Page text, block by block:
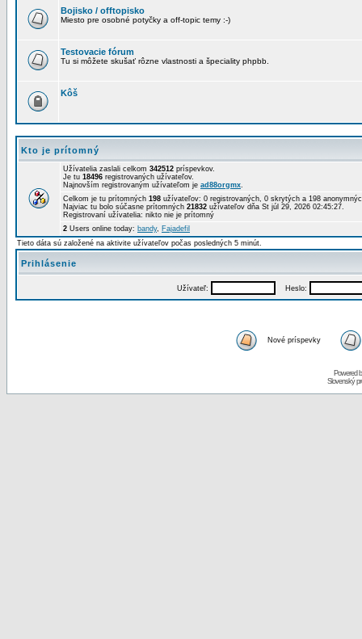
Bojisko / offtopisko
Miesto pre osobné potyčky a off-topic temy :-)
Testovacie fórum
Tu si môžete skušať rôzne vlastnosti a špeciality phpbb.
Kôš
Kto je prítomný
Užívatelia zaslali celkom 342512 príspevkov.
Je tu 18496 registrovaných užívateľov.
Najnovším registrovaným užívateľom je ad88orgmx.
Celkom je tu prítomných 198 užívateľov: 0 registrovaných, 0 skrytých a 198
Najviac tu bolo súčasne prítomných 21832 užívateľov dňa St júl 29, 2026 02:45:27.
Registrovaní užívatelia: nikto nie je prítomný
2 Users online today: bandy, Fajadefil
Tieto dáta sú založené na aktivite užívateľov počas posledných 5 minút.
Prihlásenie
Užívateľ: Heslo:
Nové príspevky
Powered
Slovenský